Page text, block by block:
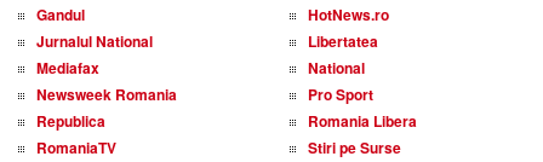
Gandul
HotNews.ro
Jurnalul National
Libertatea
Mediafax
National
Newsweek Romania
Pro Sport
Republica
Romania Libera
RomaniaTV
Stiri pe Surse